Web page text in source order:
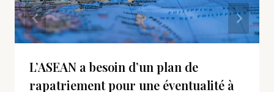
L’ASEAN a besoin d’un plan de
rapatriement pour une éventualité à